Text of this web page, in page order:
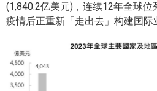
(1,840.2亿美元)，连续12年全球
疫情后正重新「走出去」构建国际